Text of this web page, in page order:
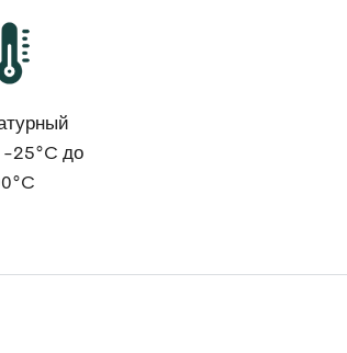
-25°C до